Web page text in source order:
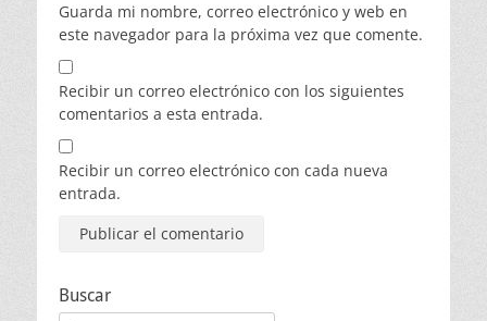
Guarda mi nombre, correo electrónico y web en
este navegador para la próxima vez que comente.
Recibir un correo electrónico con los siguientes
comentarios a esta entrada.
Recibir un correo electrónico con cada nueva
entrada.
Buscar